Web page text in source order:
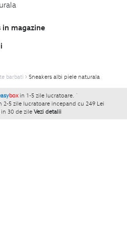
magazine
barbati Sneakers albi piele naturala
box in 1-5 zile lucratoare. `
2-5 zile lucratoare incepand cu 249 Lei
in 30 de zile Vezi detalii